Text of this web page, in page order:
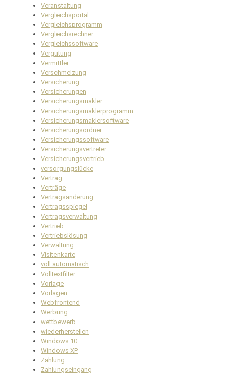
Veranstaltung
Vergleichsportal
Vergleichsprogramm
Vergleichsrechner
Vergleichssoftware
Vergütung
Vermittler
Verschmelzung
Versicherung
Versicherungen
Versicherungsmakler
Versicherungsmaklerprogramm
Versicherungsmaklersoftware
Versicherungsordner
Versicherungssoftware
Versicherungsvertreter
Versicherungsvertrieb
versorgungslücke
Vertrag
Verträge
Vertragsänderung
Vertragsspiegel
Vertragsverwaltung
Vertrieb
Vertriebslösung
Verwaltung
Visitenkarte
voll automatisch
Volltextfilter
Vorlage
Vorlagen
Webfrontend
Werbung
wettbewerb
wiederherstellen
Windows 10
Windows XP
Zahlung
Zahlungseingang